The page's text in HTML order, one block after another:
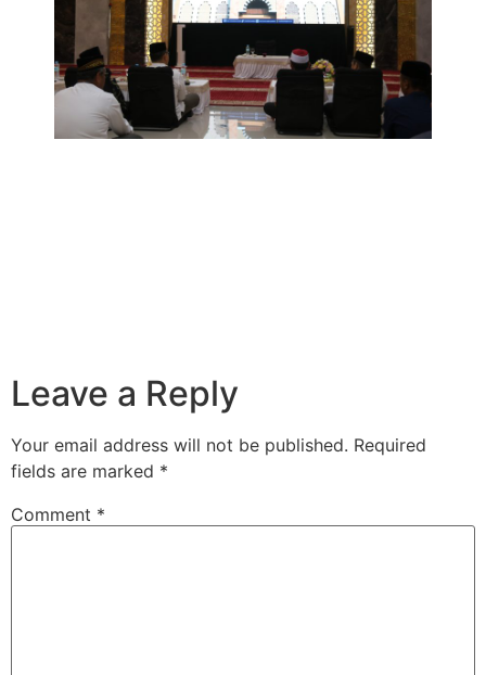
Leave a Reply
Your email address will not be published. Required
fields are marked *
Comment *